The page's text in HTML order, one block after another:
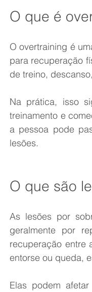
O que é
O overtraining é
para recuperação
de treino,
Na prática, isso
treinamento e
a pessoa pode
lesões.
O que são
As lesões por
geralmente por
recuperação entre
entorse ou queda,
Elas podem